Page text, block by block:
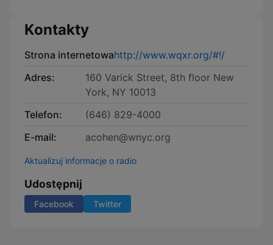
Kontakty
Strona internetowahttp://www.wqxr.org/#!/
Adres:
160 Varick Street, 8th floor New
York, NY 10013
Telefon:
(646) 829-4000
E-mail:
acohen@wnyc.org
Aktualizuj informacje o radio
Udostępnij
Facebook Twitter